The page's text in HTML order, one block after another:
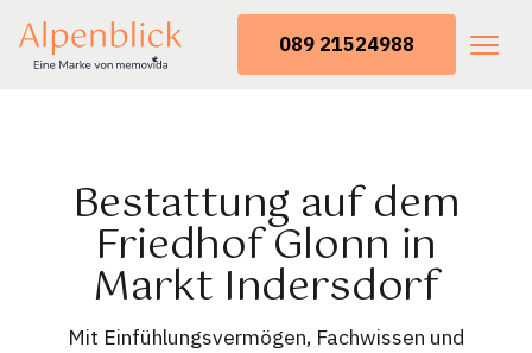
089 21524988
Bestattung auf dem
Friedhof Glonn in
Markt Indersdorf
Mit Einfühlungsvermögen, Fachwissen und